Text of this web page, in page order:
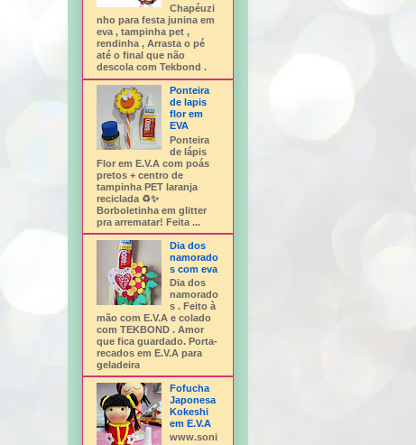
Chapéuzi
nho para festa junina em
eva , tampinha pet ,
rendinha , Arrasta o pé
até o final que não
descola com Tekbond .
Ponteira
de lapis
flor em
EVA
Ponteira
de lápis
Flor em E.V.A com poás
pretos + centro de
tampinha PET laranja
reciclada ♻️✨
Borboletinha em glitter
pra arrematar! Feita ...
Dia dos
namorado
s com eva
Dia dos
namorado
s . Feito à
mão com E.V.A e colado
com TEKBOND . Amor
que fica guardado. Porta-
recados em E.V.A para
geladeira
Fofucha
Japonesa
Kokeshi
em E.V.A
www.soni